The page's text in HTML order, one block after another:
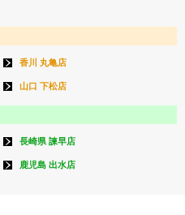
香川 丸亀店
山口 下松店
長崎県 諫早店
鹿児島 出水店